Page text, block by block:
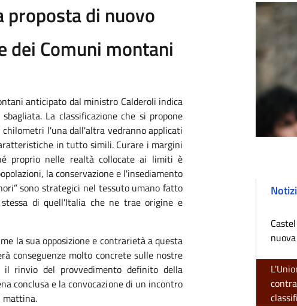
proposta di nuovo
dei Comuni montani
anticipato dal ministro Calderoli indica
La classificazione che si propone
l'una dall'altra vedranno applicati
in tutto simili. Curare i margini
proprio nelle realtà collocate ai limiti è
la conservazione e l'insediamento
sono strategici nel tessuto umano fatto
di quell'Italia che ne trae origine e
la sua opposizione e contrarietà a questa
conseguenze molto concrete sulle nostre
il rinvio del provvedimento definito della
conclusa e la convocazione di un incontro
mattina.